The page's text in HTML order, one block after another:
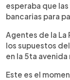
esperaba que
bancarias para
Agentes de la La
los supuestos
en la 5ta
Este es el